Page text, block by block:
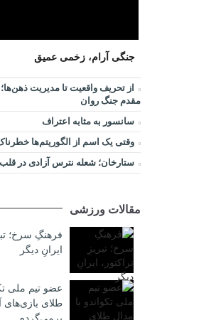
جنگی آرام، زخمی عمیق
از تحریف واقعیت تا مدیریت
مقدم جنگ روان
سانسور به مثابه اعتراف
وقتی یک اسم از الگوریتم‌ها
ستارخان؛ شعله نترس آزادی در قلب
مقالات ورزشی
فرهنگِ سرخ؛
ایرانِ دیگر
عضو تیم ملی
طلای بازی‌های
برمی‌گردم